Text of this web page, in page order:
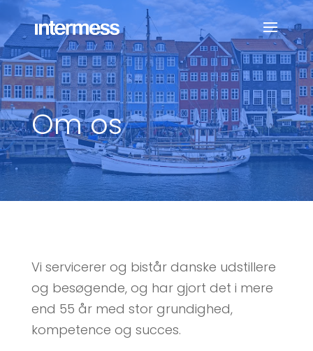
Om os
Vi servicerer og bistår danske udstillere
og besøgende, og har gjort det i mere
end 55 år med stor grundighed,
kompetence og succes.